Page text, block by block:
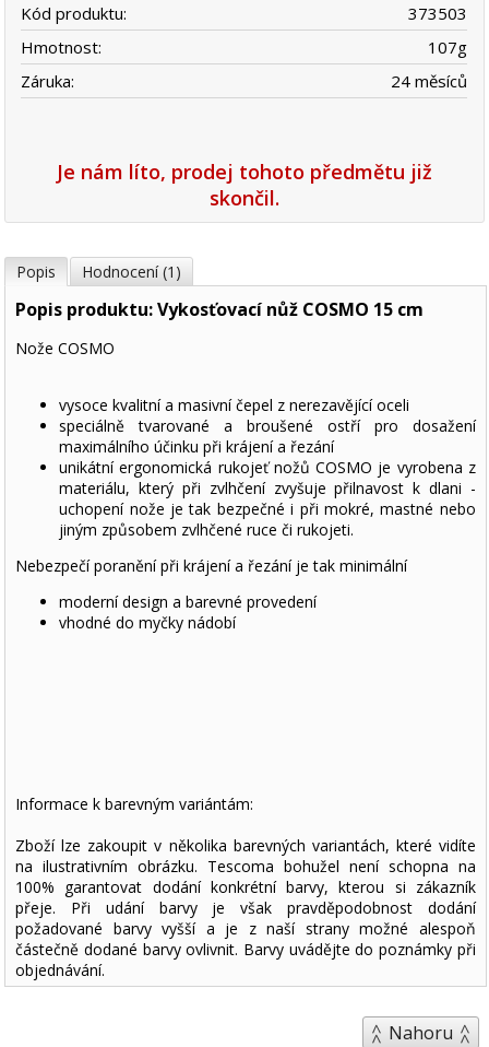
Kód produktu:
373503
Hmotnost:
107g
Záruka:
24 měsíců
Je nám líto, prodej tohoto předmětu již
skončil.
Popis Hodnocení (1)
Popis produktu: Vykosťovací nůž COSMO 15 cm
Nože COSMO
vysoce kvalitní a masivní čepel z nerezavějící oceli
speciálně tvarované a broušené ostří pro dosažení
maximálního účinku při krájení a řezání
unikátní ergonomická rukojeť nožů COSMO je vyrobena z
materiálu, který při zvlhčení zvyšuje přilnavost k dlani -
uchopení nože je tak bezpečné i při mokré, mastné nebo
jiným způsobem zvlhčené ruce či rukojeti.
Nebezpečí poranění při krájení a řezání je tak minimální
moderní design a barevné provedení
vhodné do myčky nádobí
Informace k barevným variántám:
Zboží lze zakoupit v několika barevných variantách, které vidíte
na ilustrativním obrázku. Tescoma bohužel není schopna na
100% garantovat dodání konkrétní barvy, kterou si zákazník
přeje. Při udání barvy je však pravděpodobnost dodání
požadované barvy vyšší a je z naší strany možné alespoň
částečně dodané barvy ovlivnit. Barvy uvádějte do poznámky při
objednávání.
Nahoru